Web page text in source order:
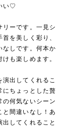
い♡
ーです。一見シ
を美しく彩り、
なしです。何本か
も楽しめます。
出してくれるこ
にちょっとした贅
何気ないシーン
間違いなし！あ
してくれること